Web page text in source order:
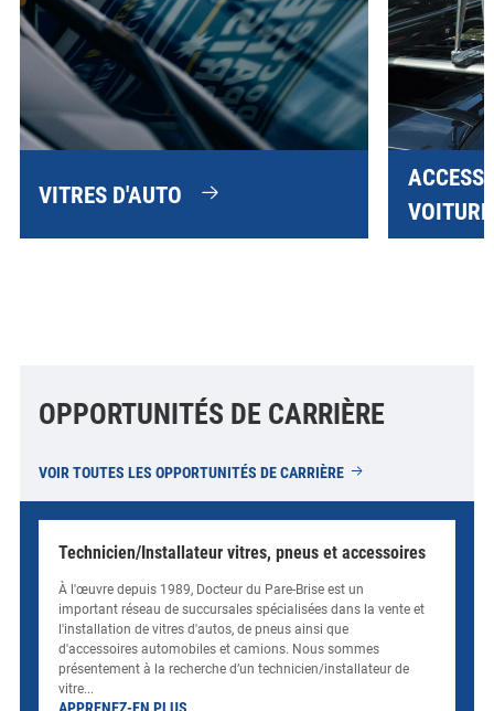
VITRES D'AUTO
OPPORTUNITÉS DE CARRIÈRE
VOIR TOUTES LES OPPORTUNITÉS DE CARRIÈRE
Technicien/Installateur vitres, pneus et accessoires
À l'œuvre depuis 1989, Docteur du Pare-Brise est un
important réseau de succursales spécialisées dans la vente et
l'installation de vitres d'autos, de pneus ainsi que
d'accessoires automobiles et camions. Nous sommes
présentement à la recherche d’un technicien/installateur de
vitre...
sur